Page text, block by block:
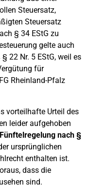
Steuersatz,
Steuersatz
§ 34 EStG zu
gelte auch
22 Nr. 5 EStG, weil es
für
Rheinland-Pfalz
vorteilhafte Urteil des
leider aufgehoben
nach §
ursprünglichen
enthalten ist.
dass die
sind.